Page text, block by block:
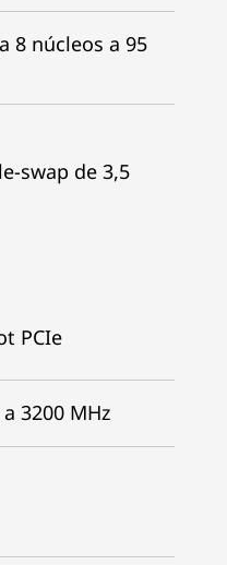
8 núcleos a 95
swap de 3,5
PCIe
3200 MHz